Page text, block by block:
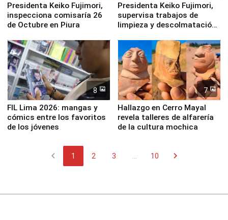
Presidenta Keiko Fujimori,
inspecciona comisaría 26
de Octubre en Piura
Presidenta Keiko Fujimori,
supervisa trabajos de
limpieza y descolmatación
8
FIL Lima 2026: mangas y
cómics entre los favoritos
de los jóvenes
7
Hallazgo en Cerro Mayal
revela talleres de alfarería
de la cultura mochica
chevron_left 1 2 3 10 chevron_right